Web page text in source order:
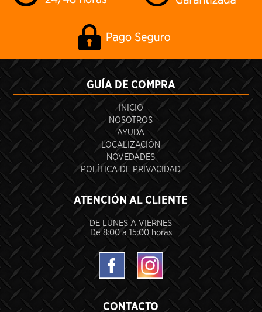
GUÍA DE COMPRA
INICIO
NOSOTROS
AYUDA
LOCALIZACIÓN
NOVEDADES
POLÍTICA DE PRIVACIDAD
ATENCIÓN AL CLIENTE
DE LUNES A VIERNES
De 8:00 a 15:00 horas
CONTACTO